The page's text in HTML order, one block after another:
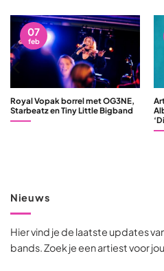
Nieuws
Hier vind je de laatste updates
bands. Zoek je een artiest voor
Royal Vopak borrel met OG3NE,
Starbeatz en Tiny Little Bigband
07
feb